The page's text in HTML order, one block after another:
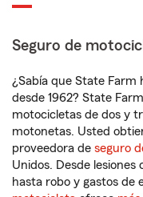
Seguro de
¿Sabía que State Farm
desde 1962? State
motocicletas de dos y
motonetas. Usted
proveedora de seguro
Unidos. Desde lesiones
hasta robo y gastos de